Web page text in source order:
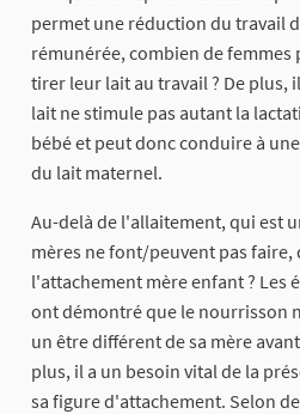
permet une réduction du travail
rémunérée, combien de femmes
tirer leur lait au travail ? De plus,
lait ne stimule pas autant la
bébé et peut donc conduire à
du lait maternel.
Au-delà de l'allaitement, qui est
mères ne font/peuvent pas faire,
l'attachement mère enfant ? Les
ont démontré que le nourrisson
un être différent de sa mère
plus, il a un besoin vital de la
sa figure d'attachement. Selon